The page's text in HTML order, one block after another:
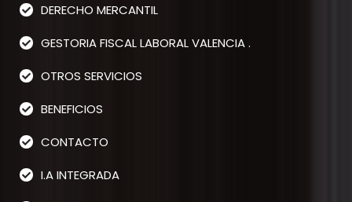
DERECHO MERCANTIL
GESTORIA FISCAL LABORAL VALENCIA .
OTROS SERVICIOS
BENEFICIOS
CONTACTO
I.A INTEGRADA